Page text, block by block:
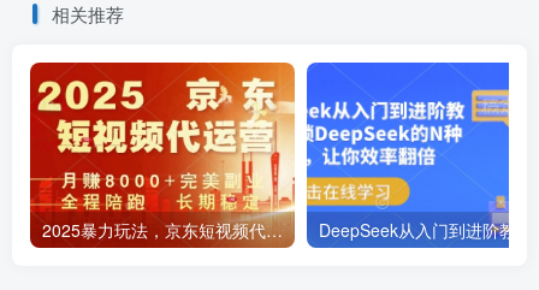
相关推荐
2025暴力玩法，京东短视频代运营 月入8k+操作简单小白轻松上手【揭秘】